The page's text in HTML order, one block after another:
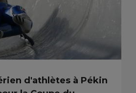
d'athlètes à Pékin